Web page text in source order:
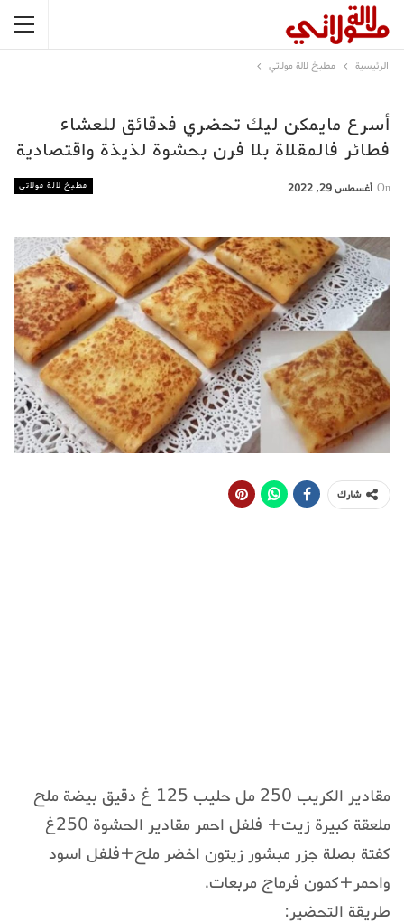
الرئيسية مطبخ لالة مولاتي
أسرع مايمكن ليك تحضري فدقائق للعشاء
فطائر فالمقلاة بلا فرن بحشوة لذيذة واقتصادية
مطبخ لالة مولاتي On أغسطس 29, 2022
شارك
مقادير الكريب 250 مل حليب 125 غ دقيق بيضة ملح
ملعقة كبيرة زيت+ فلفل احمر مقادير الحشوة 250غ
كفتة بصلة جزر مبشور زيتون اخضر ملح+فلفل اسود
واحمر+كمون فرماج مربعات.
طريقة التحضير: